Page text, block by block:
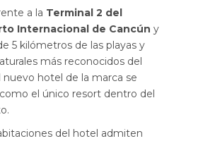
a la Terminal 2 del
Internacional de Cancún y
5 kilómetros de las playas y
más reconocidos del
nuevo hotel de la marca se
el único resort dentro del
del hotel admiten